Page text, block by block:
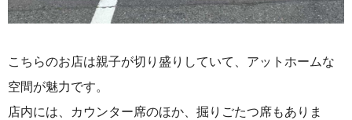
こちらのお店は親子が切り盛りしていて、アットホームな
空間が魅力です。
店内には、カウンター席のほか、掘りごたつ席もありま